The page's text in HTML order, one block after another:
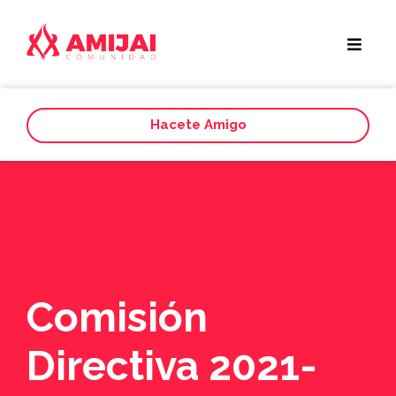
Hacete Amigo
Comisión
Directiva 2021-